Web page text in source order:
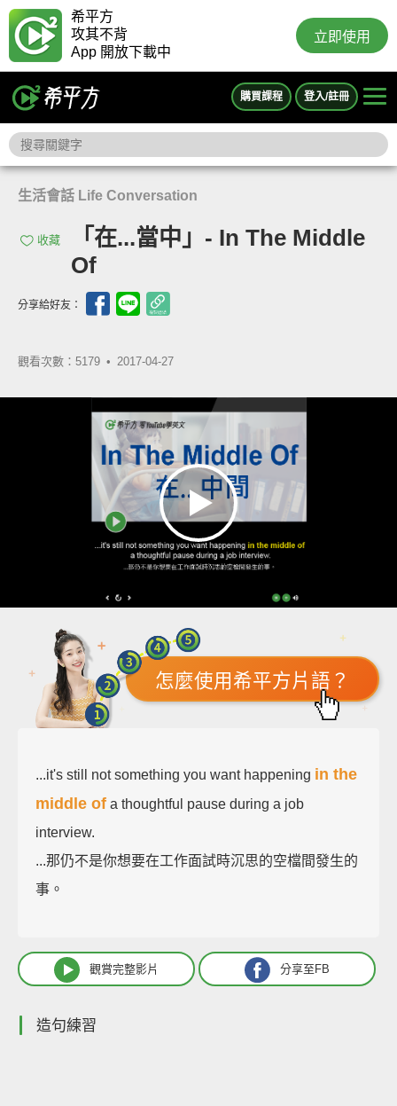
希平方
攻其不背
App 開放下載中
立即使用
購買課程 登入/註冊
生活會話 Life Conversation
收藏
「在...當中」- In The Middle
Of
分享給好友：
觀看次數：5179 • 2017-04-27
怎麼使用希平方片語？
...it's still not something you want happening in the
middle of a thoughtful pause during a job
interview.
...那仍不是你想要在工作面試時沉思的空檔間發生的
事。
觀賞完整影片 分享至FB
造句練習